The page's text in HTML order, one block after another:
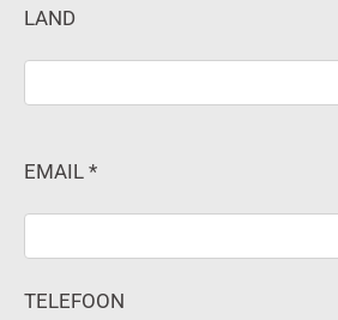
LAND
EMAIL *
TELEFOON